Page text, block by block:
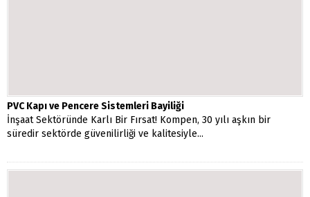
PVC Kapı ve Pencere Sistemleri Bayiliği
İnşaat Sektöründe Karlı Bir Fırsat! Kompen, 30 yılı aşkın bir
süredir sektörde güvenilirliği ve kalitesiyle...